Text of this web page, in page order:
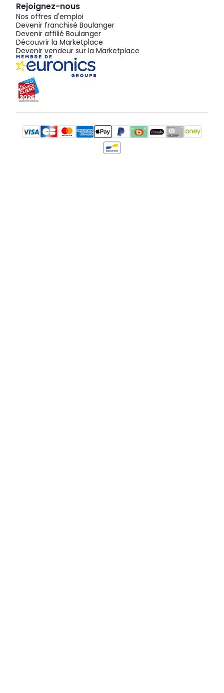
Rejoignez-nous
Nos offres d'emploi
Devenir franchisé Boulanger
Devenir affilié Boulanger
Découvrir la Marketplace
Devenir vendeur sur la Marketplace